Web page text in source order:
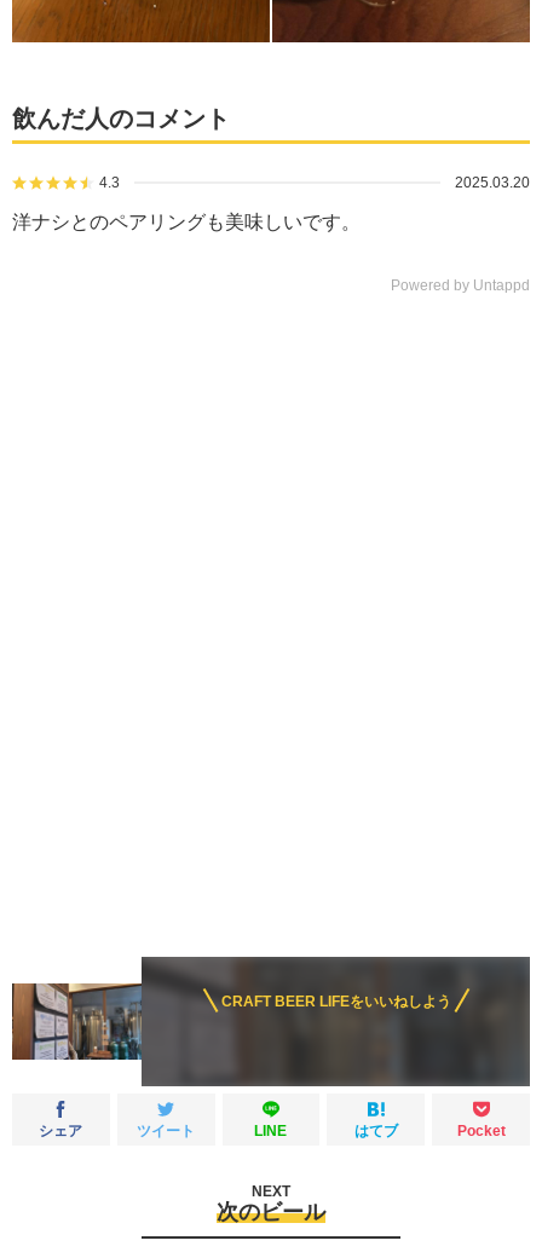
飲んだ人のコメント
4.3 2025.03.20
洋ナシとのペアリングも美味しいです。
Powered by Untappd
CRAFT BEER LIFEをいいねしよう
シェア ツイート LINE はてブ Pocket
次のビール
NEXT